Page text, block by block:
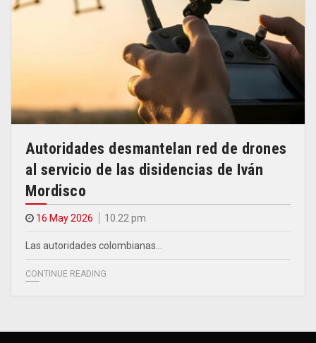
Autoridades desmantelan red de drones
al servicio de las disidencias de Iván
Mordisco
16 May 2026 10.22 pm
Las autoridades colombianas…
CONTINUE READING